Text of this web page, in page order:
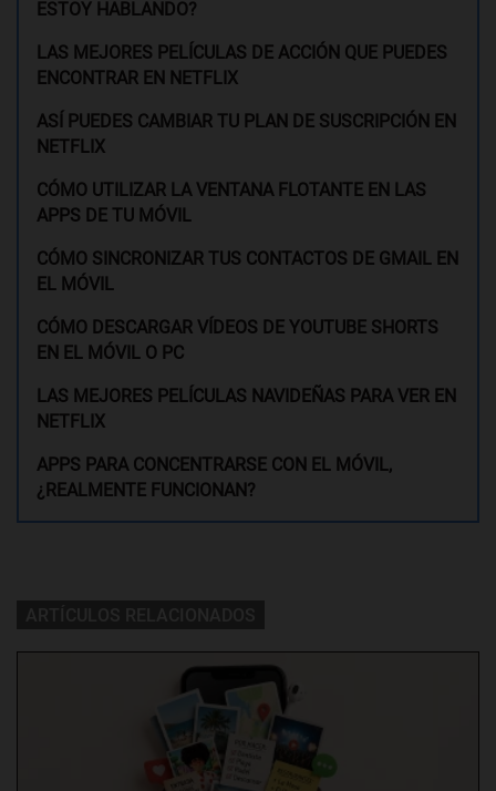
ESTOY HABLANDO?
LAS MEJORES PELÍCULAS DE ACCIÓN QUE PUEDES
ENCONTRAR EN NETFLIX
ASÍ PUEDES CAMBIAR TU PLAN DE SUSCRIPCIÓN EN
NETFLIX
CÓMO UTILIZAR LA VENTANA FLOTANTE EN LAS
APPS DE TU MÓVIL
CÓMO SINCRONIZAR TUS CONTACTOS DE GMAIL EN
EL MÓVIL
CÓMO DESCARGAR VÍDEOS DE YOUTUBE SHORTS
EN EL MÓVIL O PC
LAS MEJORES PELÍCULAS NAVIDEÑAS PARA VER EN
NETFLIX
APPS PARA CONCENTRARSE CON EL MÓVIL,
¿REALMENTE FUNCIONAN?